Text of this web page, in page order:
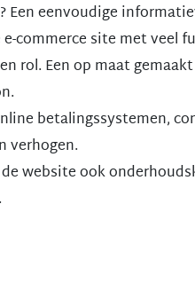
Een eenvoudige
commerce site met veel
rol. Een op maat
betalingssystemen,
verhogen.
website ook